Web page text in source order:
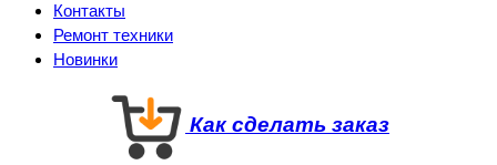
Контакты
Ремонт техники
Новинки
Как сделать заказ